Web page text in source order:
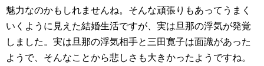
魅力なのかもしれませんね。そんな頑張りもあってうまく
いくように見えた結婚生活ですが、実は旦那の浮気が発覚
しました。実は旦那の浮気相手と三田寛子は面識があった
ようで、そんなことから悲しさも大きかったようですね。